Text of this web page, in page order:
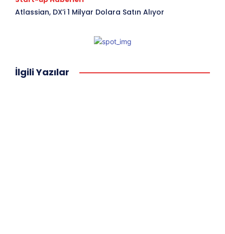
Atlassian, DX’i 1 Milyar Dolara Satın Alıyor
İlgili Yazılar